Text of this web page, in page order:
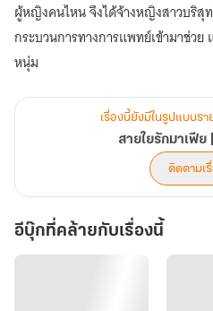
ผู้หญิงคนไหน จึงได้จ้างหญิงสาวบริสุ
กระบวนการทางการแพทย์เข้ามาช่ว
หนุ่ม
เรื่องนี้ยังมีในรูปแบบร
สายใยรักมาเฟีย
ติดตามเ
อีบุ๊กที่คล้ายกับเรื่องนี้